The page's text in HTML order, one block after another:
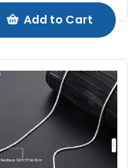
Add to Cart